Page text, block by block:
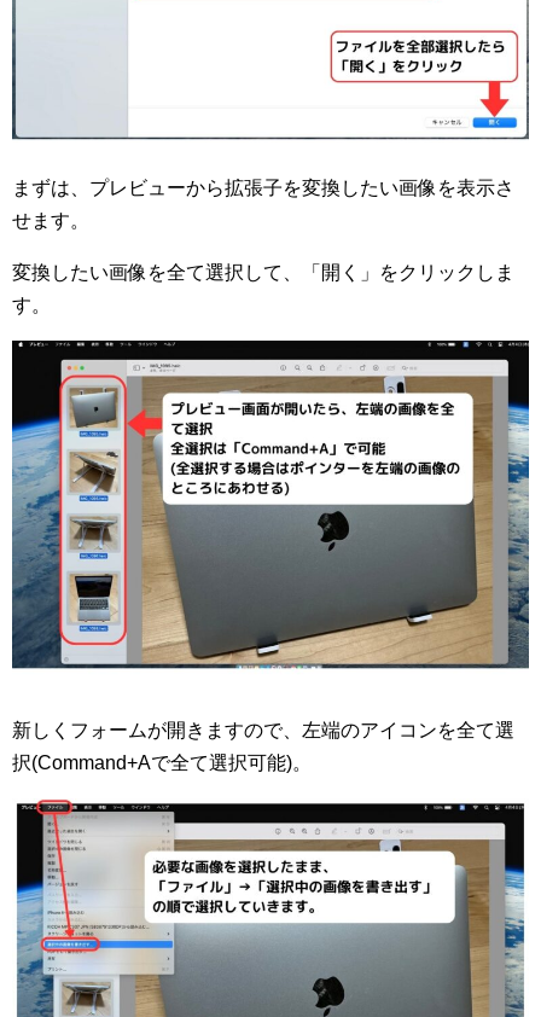
まずは、プレビューから拡張子を変換したい画像を表示さ
せます。
変換したい画像を全て選択して、「開く」をクリックしま
す。
新しくフォームが開きますので、左端のアイコンを全て選
択(Command+Aで全て選択可能)。